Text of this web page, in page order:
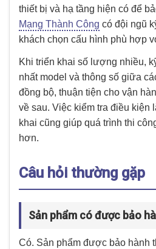
thiết bị và hạ tầng hiện có để
Mạng Thành Công có đội ngũ
khách chọn cấu hình phù hợp
Khi triển khai số lượng nhiều,
nhất model và thông số giữa
đồng bộ, thuận tiện cho vận
về sau. Việc kiểm tra điều kiện
khai cũng giúp quá trình thi
hơn.
Câu hỏi thường gặp
Sản phẩm có được bảo
Có. Sản phẩm được bảo hành